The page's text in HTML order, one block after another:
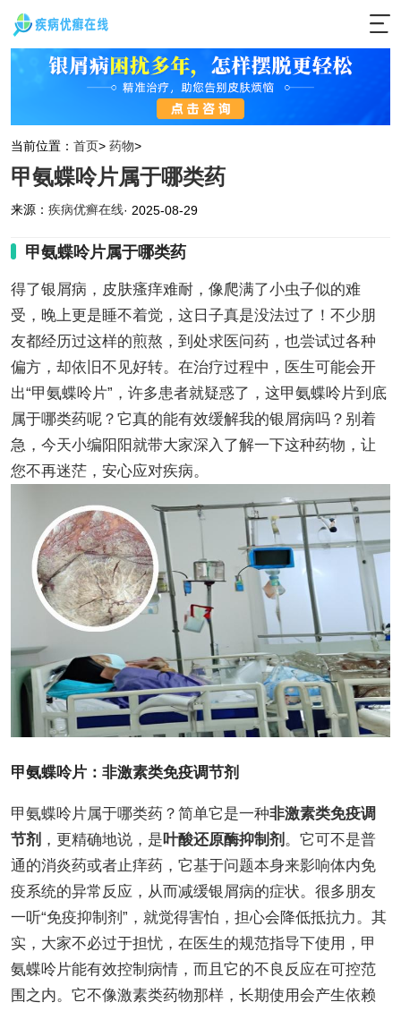
当前位置： 首页> 药物>
甲氨蝶呤片属于哪类药
来源： 疾病优癣在线· 2025-08-29
甲氨蝶呤片属于哪类药
得了银屑病，皮肤瘙痒难耐，像爬满了小虫子似的难
受，晚上更是睡不着觉，这日子真是没法过了！不少朋
友都经历过这样的煎熬，到处求医问药，也尝试过各种
偏方，却依旧不见好转。在治疗过程中，医生可能会开
出“甲氨蝶呤片”，许多患者就疑惑了，这甲氨蝶呤片到底
属于哪类药呢？它真的能有效缓解我的银屑病吗？别着
急，今天小编阳阳就带大家深入了解一下这种药物，让
您不再迷茫，安心应对疾病。
甲氨蝶呤片：非激素类免疫调节剂
甲氨蝶呤片属于哪类药？简单它是一种非激素类免疫调
节剂 ，更精确地说，是叶酸还原酶抑制剂 。它可不是普
通的消炎药或者止痒药，它基于问题本身来影响体内免
疫系统的异常反应，从而减缓银屑病的症状。很多朋友
一听“免疫抑制剂”，就觉得害怕，担心会降低抵抗力。其
实，大家不必过于担忧，在医生的规范指导下使用，甲
氨蝶呤片能有效控制病情，而且它的不良反应在可控范
围之内。它不像激素类药物那样，长期使用会产生依赖